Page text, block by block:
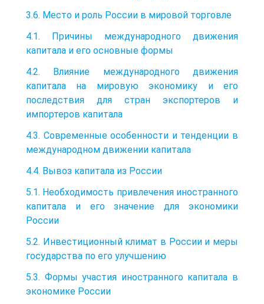
3.6. Место и роль России в мировой торговле
4.1. Причины международного движения
капитала и его основные формы
4.2. Влияние международного движения
капитала на мировую экономику и его
последствия для стран экспортеров и
импортеров капитала
4.3. Современные особенности и тенденции в
международном движении капитала
4.4. Вывоз капитала из России
5.1. Необходимость привлечения иностранного
капитала и его значение для экономики
России
5.2. Инвестиционный климат в России и меры
государства по его улучшению
5.3. Формы участия иностранного капитала в
экономике России